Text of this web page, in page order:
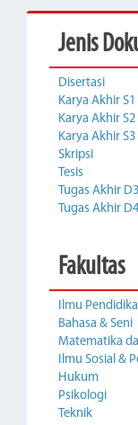
Jenis
Disertasi
Karya Akhir S1
Karya Akhir S2
Karya Akhir S3
Skripsi
Tesis
Tugas Akhir D3
Tugas Akhir
Fakultas
Ilmu
Bahasa & Seni
Matematika
Ilmu Sosial &
Hukum
Psikologi
Teknik